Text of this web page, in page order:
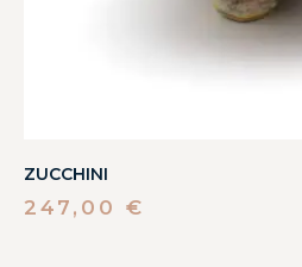
ZUCCHINI
247,00 €